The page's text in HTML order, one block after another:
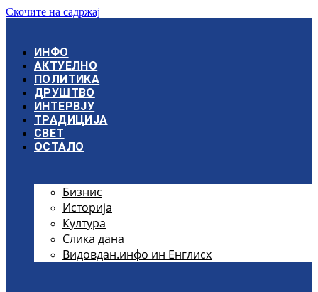
Скочите на садржај
ИНФО
АКТУЕЛНО
ПОЛИТИКА
ДРУШТВО
ИНТЕРВЈУ
ТРАДИЦИЈА
СВЕТ
ОСТАЛО
Бизнис
Историја
Култура
Слика дана
Видовдан.инфо ин Енглисх